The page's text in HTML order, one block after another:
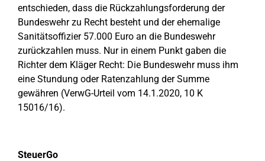
entschieden, dass die Rückzahlungsforderung der
Bundeswehr zu Recht besteht und der ehemalige
Sanitätsoffizier 57.000 Euro an die Bundeswehr
zurückzahlen muss. Nur in einem Punkt gaben die
Richter dem Kläger Recht: Die Bundeswehr muss ihm
eine Stundung oder Ratenzahlung der Summe
gewähren (VerwG-Urteil vom 14.1.2020, 10 K
15016/16).
SteuerGo